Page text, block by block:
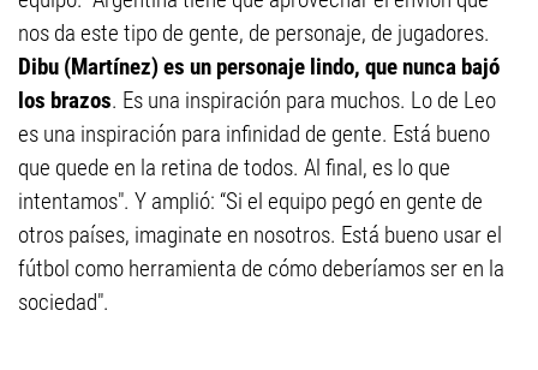
nos da este tipo de gente, de personaje, de jugadores.
Dibu (Martínez) es un personaje lindo, que nunca bajó
los brazos. Es una inspiración para muchos. Lo de Leo
es una inspiración para infinidad de gente. Está bueno
que quede en la retina de todos. Al final, es lo que
intentamos". Y amplió: “Si el equipo pegó en gente de
otros países, imaginate en nosotros. Está bueno usar el
fútbol como herramienta de cómo deberíamos ser en la
sociedad".